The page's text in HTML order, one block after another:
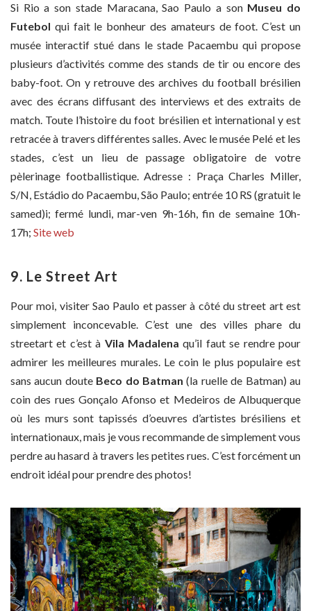
Si Rio a son stade Maracana, Sao Paulo a son Museu do
Futebol qui fait le bonheur des amateurs de foot. C’est un
musée interactif stué dans le stade Pacaembu qui propose
plusieurs d’activités comme des stands de tir ou encore des
baby-foot. On y retrouve des archives du football brésilien
avec des écrans diffusant des interviews et des extraits de
match. Toute l’histoire du foot brésilien et international y est
retracée à travers différentes salles. Avec le musée Pelé et les
stades, c’est un lieu de passage obligatoire de votre
pèlerinage footballistique. Adresse : Praça Charles Miller,
S/N, Estádio do Pacaembu, São Paulo; entrée 10 RS (gratuit le
samed)i; fermé lundi, mar-ven 9h-16h, fin de semaine 10h-
17h; Site web
9. Le Street Art
Pour moi, visiter Sao Paulo et passer à côté du street art est
simplement inconcevable. C’est une des villes phare du
streetart et c’est à Vila Madalena qu’il faut se rendre pour
admirer les meilleures murales. Le coin le plus populaire est
sans aucun doute Beco do Batman (la ruelle de Batman) au
coin des rues Gonçalo Afonso et Medeiros de Albuquerque
où les murs sont tapissés d’oeuvres d’artistes brésiliens et
internationaux, mais je vous recommande de simplement vous
perdre au hasard à travers les petites rues. C’est forcément un
endroit idéal pour prendre des photos!